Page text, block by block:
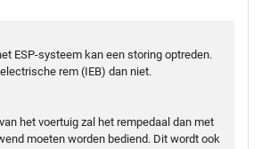
ESP-systeem kan een storing optreden.
rem (IEB) dan niet.
het voertuig zal het rempedaal dan met
moeten worden bediend. Dit wordt ook